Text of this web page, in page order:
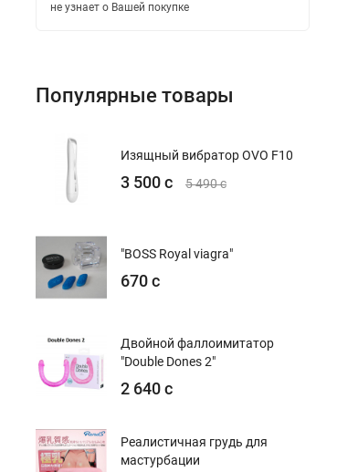
не узнает о Вашей покупке
Популярные товары
Изящный вибратор OVO F10
3 500 с 5 490 с
"BOSS Royal viagra"
670 с
Двойной фаллоимитатор
"Double Dones 2"
2 640 с
Реалистичная грудь для
мастурбации